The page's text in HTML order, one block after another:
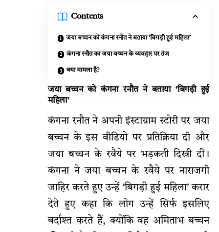
Contents
जया बच्चन को कंगना रनौत ने बताया ‘बिगड़ी हुई महिला’
कंगना रनौत का जया बच्चन के व्यवहार पर तंज
क्या मामला है?
जया बच्चन को कंगना रनौत ने बताया ‘बिगड़ी हुई
महिला’
कंगना रनौत ने अपनी इंस्टाग्राम स्टोरी पर जया
बच्चन के इस वीडियो पर प्रतिक्रिया दी और
जया बच्चन के रवैये पर भड़कती दिखी दीं।
कंगना ने जया बच्चन के रवैये पर नाराजगी
जाहिर करते हुए उन्हें ‘बिगड़ी हुई महिला’ करार
देते हुए कहा कि लोग उन्हें सिर्फ इसलिए
बर्दाश्त करते हैं, क्योंकि वह अमिताभ बच्चन